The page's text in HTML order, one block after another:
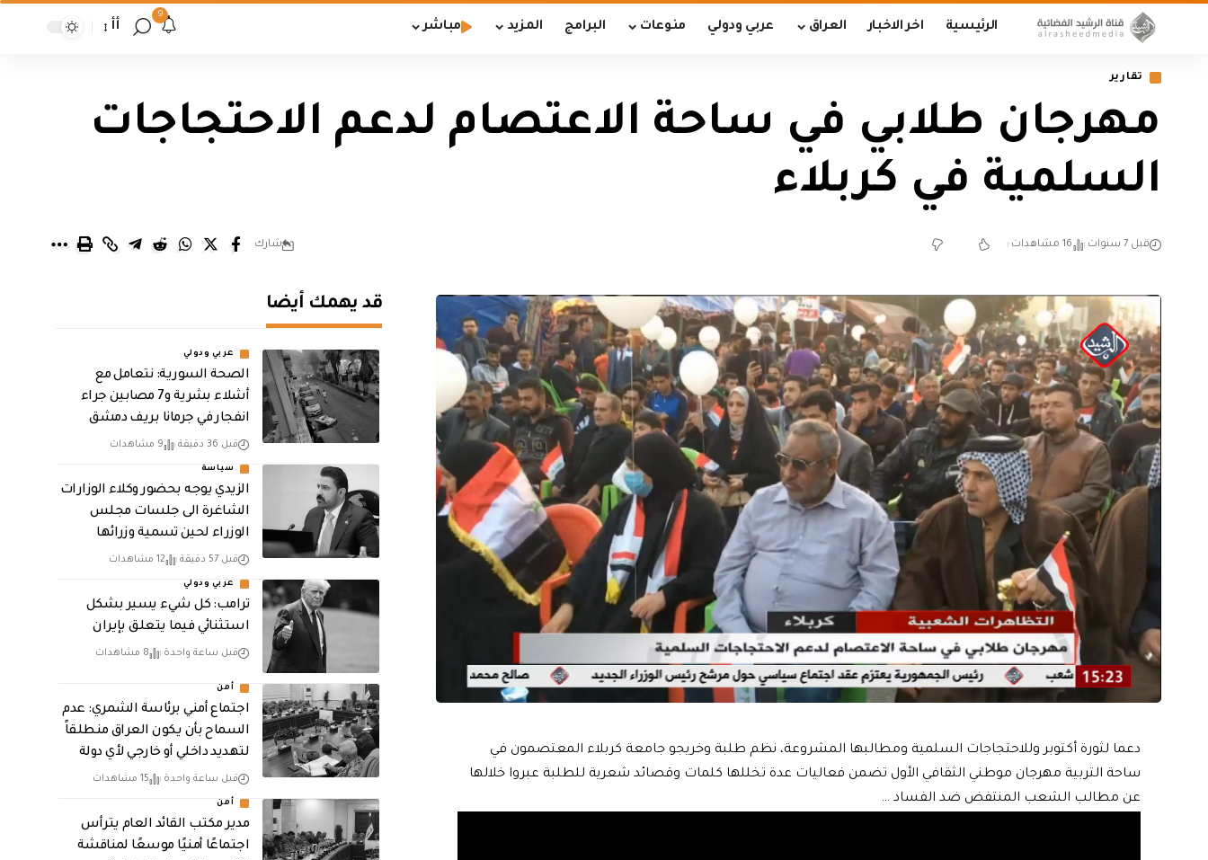
الرئيسية اخر الاخبار العراق عربي ودولي منوعات البرامج المزيد مباشر
9
أأ
تقارير
مهرجان طلابي في ساحة الاعتصام لدعم الاحتجاجات
السلمية في كربلاء
قبل 7 سنوات 16 مشاهدات شارك
دعما لثورة أكتوبر وللاحتجاجات السلمية ومطالبها المشروعة، نظم طلبة وخريجو جامعة كربلاء المعتصمون في
ساحة التربية مهرجان موطني الثقافي الأول تضمن فعاليات عدة تخللها كلمات وقصائد شعرية للطلبة عبروا خلالها
عن مطالب الشعب المنتفض ضد الفساد …
قد يهمك أيضا
عربي ودولي
الصحة السورية: نتعامل مع
أشلاء بشرية و7 مصابين جراء
انفجار في جرمانا بريف دمشق
قبل 36 دقيقة 9 مشاهدات
سياسة
الزيدي يوجه بحضور وكلاء الوزارات
الشاغرة الى جلسات مجلس
الوزراء لحين تسمية وزرائها
قبل 57 دقيقة 12 مشاهدات
عربي ودولي
ترامب: كل شيء يسير بشكل
استثنائي فيما يتعلق بإيران
قبل ساعة واحدة 8 مشاهدات
أمن
اجتماع أمني برئاسة الشمري: عدم
السماح بأن يكون العراق منطلقاً
لتهديد داخلي أو خارجي لأي دولة
قبل ساعة واحدة 15 مشاهدات
أمن
مدير مكتب القائد العام يترأس
اجتماعًا أمنيًا موسعًا لمناقشة